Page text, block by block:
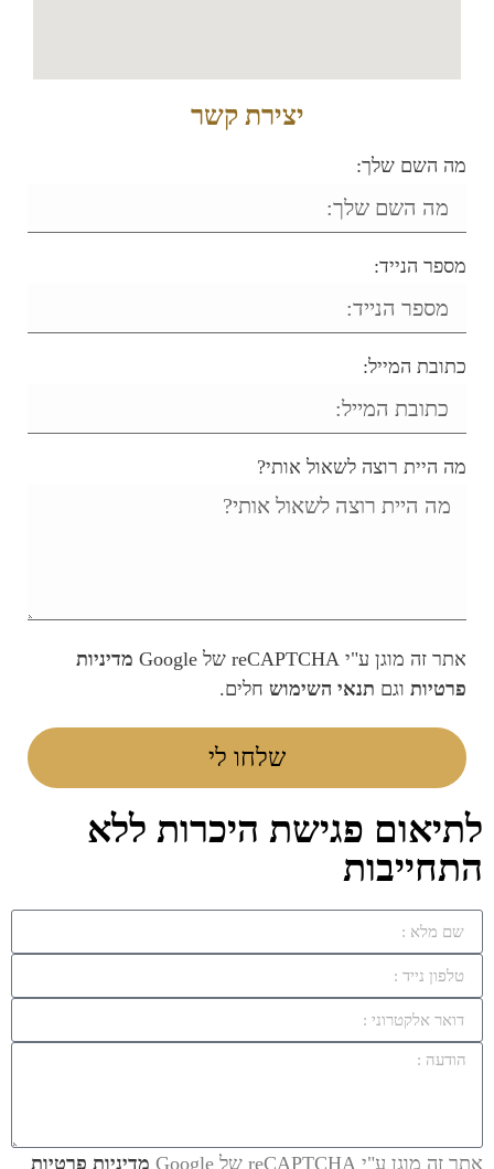
יצירת קשר
מה השם שלך:
מספר הנייד:
כתובת המייל:
מה היית רוצה לשאול אותי?
אתר זה מוגן ע"י reCAPTCHA של Google
מדיניות
פרטיות וגם תנאי השימוש חלים.
שלחו לי
לתיאום פגישת היכרות ללא
התחייבות
אתר זה מוגן ע"י reCAPTCHA של Google מדיניות פרטיות